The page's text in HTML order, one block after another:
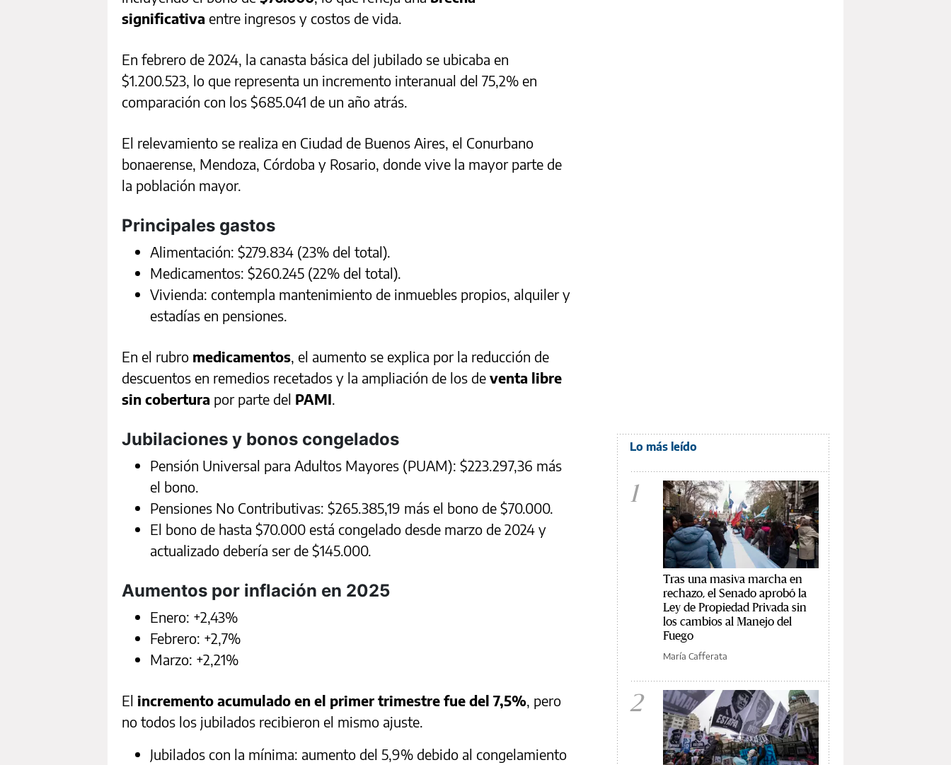
significativa entre ingresos y costos de vida.
En febrero de 2024, la canasta básica del jubilado se ubicaba en
$1.200.523, lo que representa un incremento interanual del 75,2% en
comparación con los $685.041 de un año atrás.
El relevamiento se realiza en Ciudad de Buenos Aires, el Conurbano
bonaerense, Mendoza, Córdoba y Rosario, donde vive la mayor parte de
la población mayor.
Principales gastos
Alimentación: $279.834 (23% del total).
Medicamentos: $260.245 (22% del total).
Vivienda: contempla mantenimiento de inmuebles propios, alquiler y
estadías en pensiones.
En el rubro medicamentos, el aumento se explica por la reducción de
descuentos en remedios recetados y la ampliación de los de venta libre
sin cobertura por parte del PAMI.
Jubilaciones y bonos congelados
Pensión Universal para Adultos Mayores (PUAM): $223.297,36 más
el bono.
Pensiones No Contributivas: $265.385,19 más el bono de $70.000.
El bono de hasta $70.000 está congelado desde marzo de 2024 y
actualizado debería ser de $145.000.
Aumentos por inflación en 2025
Enero: +2,43%
Febrero: +2,7%
Marzo: +2,21%
El incremento acumulado en el primer trimestre fue del 7,5%, pero
no todos los jubilados recibieron el mismo ajuste.
Jubilados con la mínima: aumento del 5,9% debido al congelamiento
Lo más leído
1
Tras una masiva marcha en
rechazo, el Senado aprobó la
Ley de Propiedad Privada sin
los cambios al Manejo del
Fuego
María Cafferata
2